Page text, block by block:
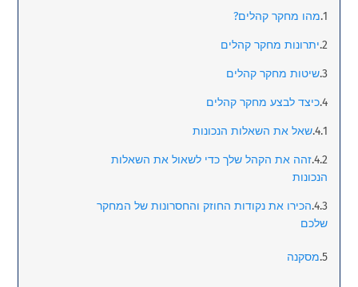
מהו מחקר קהלים?
יתרונות מחקר קהלים
שיטות מחקר קהלים
כיצד לבצע מחקר קהלים
שאל את השאלות הנכונות
זהה את הקהל שלך כדי לשאול את השאלות
הנכונות
הכירו את נקודות החוזק והחסרונות של המחקר
שלכם
מסקנה